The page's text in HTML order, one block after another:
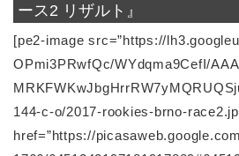
ース2 リザルト』
[pe2-image src=”https://
OPmi3PRwfQc/WYdqma9CefI/
144-c-o/2017-rookies-brno-
href=”https://